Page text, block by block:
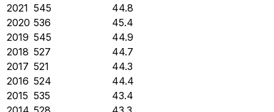
2021 545
44.8
2020 536
45.4
2019 545
44.9
2018 527
44.7
2017 521
44.3
2016 524
44.4
2015 535
43.4